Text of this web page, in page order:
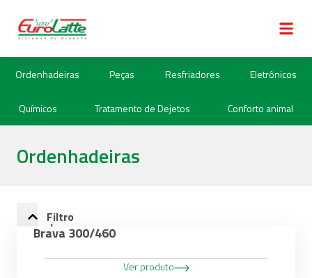
Ordenhadeiras Peças Resfriadores Eletrônicos
Químicos Tratamento de Dejetos Conforto animal
Ordenhadeiras
Filtro
de
Categorias
Brava 300/460
Ver produto